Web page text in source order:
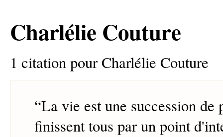
Charlélie Couture
1 citation pour Charlélie Couture
“La vie est une succession de
finissent tous par un point